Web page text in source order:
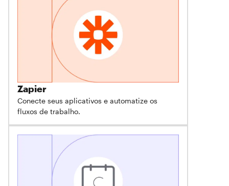
Zapier
Conecte seus aplicativos e automatize os
fluxos de trabalho.